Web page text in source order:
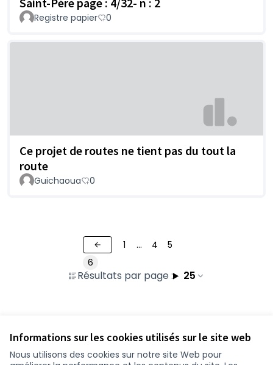
Informations sur les cookies utilisés sur le site web
Nous utilisons des cookies sur notre site Web pour
Registre papier 0
Ce projet de routes ne tient pas du tout la
route
Guichaoua 0
Résultats par page : 25
1 … 4
5
6